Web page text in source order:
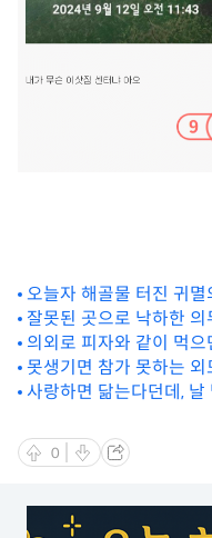
오늘자 해골물 터진 귀멸
잘못된 곳으로 낙하한 의
의외로 피자와 같이 먹으
못생기면 참가 못하는 외
사랑하면 닮는다던데, 날
0